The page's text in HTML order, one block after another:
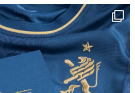
Birthday FCZ
130 years filled ...
126
3